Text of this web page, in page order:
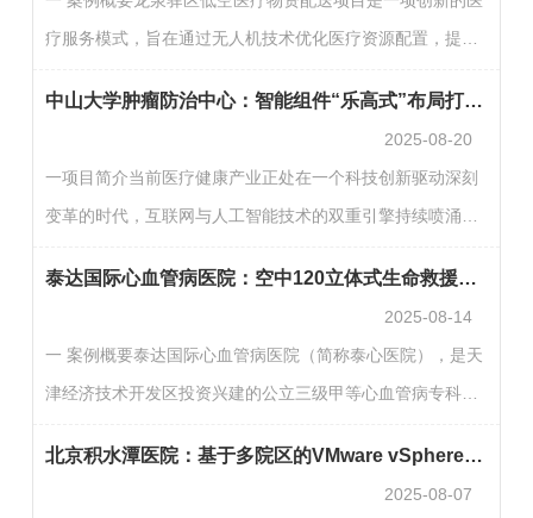
河北医院。河北医科大学第一医院智慧医院建设部主要负责
三位一体智慧医院规划、建设、实施、管理及安全保障，共
29人，其中高级工程师6人，副主任医师1人，主任护师1
疗服务模式，旨在通过无人机技术优化医疗资源配置，提升
高等优点，能够有效提高医疗物资的配送效率，特别是在紧
急情况下，能够迅速将急需的医疗物资送达目的地。该项目
依托龙泉驿区医共体建设基础，以成都市龙泉驿区第一人民
医院（简称：成都龙泉区一医院）为核心，构建覆盖全区14
家医疗机构的低空物流网络，实现医疗物资的高效、安全运
中山大学肿瘤防治中心：智能组件“乐高式”布局打造全院患者全病程管理新生态
2025-08-20
一项目简介当前医疗健康产业正处在一个科技创新驱动深刻
变革的时代，互联网与人工智能技术的双重引擎持续喷涌出
的战略部署对此趋势给予了积极回应与有力引导：诸如《关
于促进“互联网+医疗健康”发展的意见》《公立医院高质量发
展促进行动（2021-2025年）》以及《关于进一步完善医疗
卫生服务体系的意见》等一系列政策文件相继出台，明确指
出利用人工智能、互联网等技术加强患者管理，建设智慧医
泰达国际心血管病医院：空中120立体式生命救援新模式
2025-08-14
一 案例概要泰达国际心血管病医院（简称泰心医院），是天
津经济技术开发区投资兴建的公立三级甲等心血管病专科医
左心室辅助泵在内的各类心血管外科手术和内科介入手术，
年手术量超过3万例。医院于2022年9月牵头规划设计，并联
北京积水潭医院：基于多院区的VMware vSphere升级替代与信创转型实践
2025-08-07